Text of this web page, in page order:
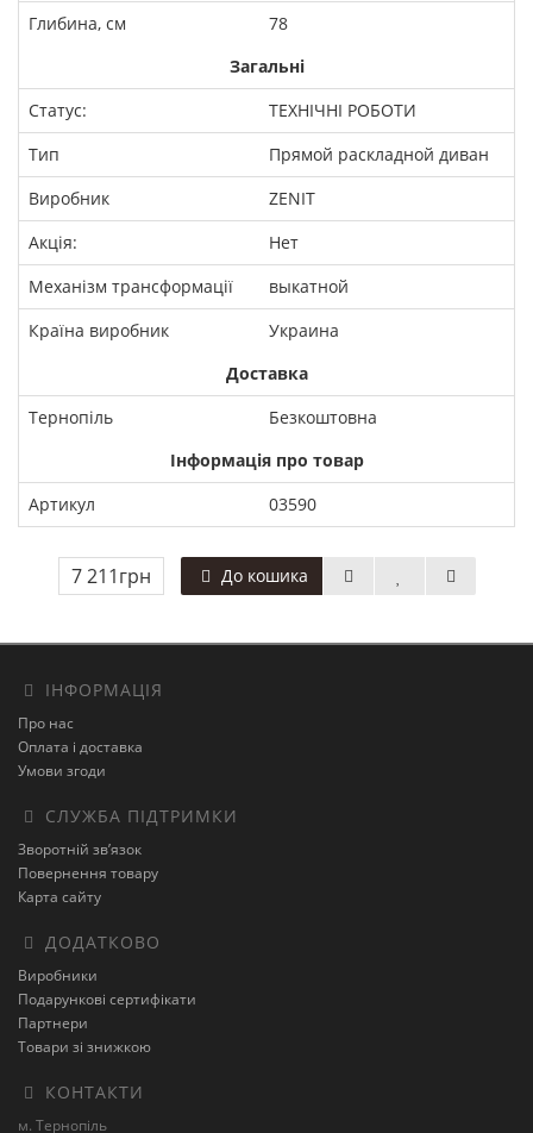
Глибина, см
78
Загальні
Статус:
ТЕХНІЧНІ РОБОТИ
Тип
Прямой раскладной диван
Виробник
ZENIT
Акція:
Нет
Механізм трансформації
выкатной
Країна виробник
Украина
Доставка
Тернопіль
Безкоштовна
Інформація про товар
Артикул
03590
7 211грн До кошика
ІНФОРМАЦІЯ
Про нас
Оплата і доставка
Умови згоди
СЛУЖБА ПІДТРИМКИ
Зворотній зв’язок
Повернення товару
Карта сайту
ДОДАТКОВО
Виробники
Подарункові сертифікати
Партнери
Товари зі знижкою
КОНТАКТИ
м. Тернопіль